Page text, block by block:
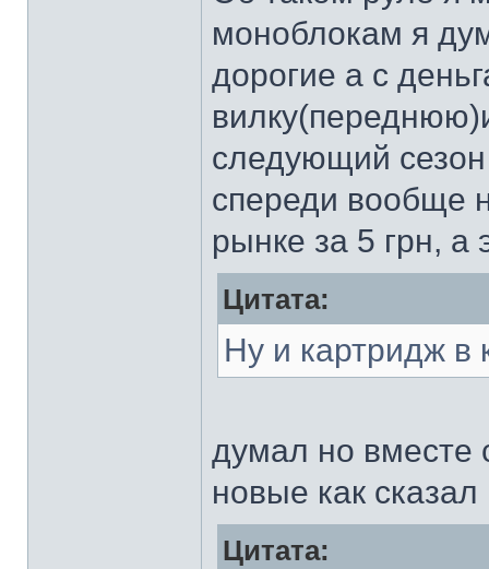
моноблокам я
дорогие а с
следующий сезон
спереди вообще
рынке за 5 грн, а
Цитата:
Ну и картридж в
думал но вместе
новые как
Цитата: